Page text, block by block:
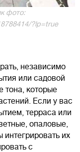
фото:
?lp=true
независимо
или садовой
тона, которые
Если у вас
терраса или
опаловые,
их
с